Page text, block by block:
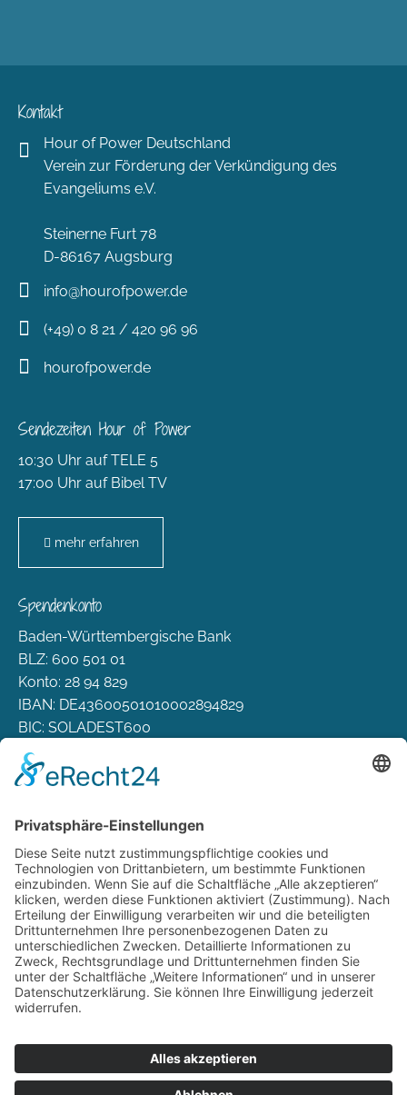
Kontakt
Hour of Power Deutschland
Verein zur Förderung der Verkündigung des
Evangeliums e.V.
Steinerne Furt 78
D-86167 Augsburg
info@hourofpower.de
(+49) 0 8 21 / 420 96 96
hourofpower.de
Sendezeiten Hour of Power
10:30 Uhr auf TELE 5
17:00 Uhr auf Bibel TV
mehr erfahren
Spendenkonto
Baden-Württembergische Bank
BLZ: 600 501 01
Konto: 28 94 829
IBAN: DE43600501010002894829
BIC: SOLADEST600
Rechtliches
Versand & Lieferung
Widerrufsbelehrung
AGB
Datenschutz
Deutsch Österreich Schweiz